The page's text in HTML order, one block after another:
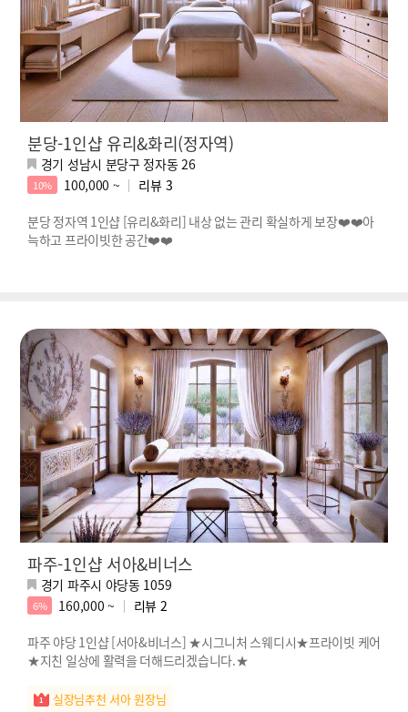
분당-1인샵 유리&화리(정자역)
경기 성남시 분당구 정자동 26
10% 100,000 ~ 리뷰 3
분당 정자역 1인샵 [유리&화리] 내상 없는 관리 확실하게 보장❤️‍❤️‍아
늑하고 프라이빗한 공간❤️‍❤️‍
파주-1인샵 서아&비너스
경기 파주시 야당동 1059
6% 160,000 ~ 리뷰 2
파주 야당 1인샵 [서아&비너스] ★시그니처 스웨디시★프라이빗 케어
★지친 일상에 활력을 더해드리겠습니다.★
실장님추천 서아 원장님